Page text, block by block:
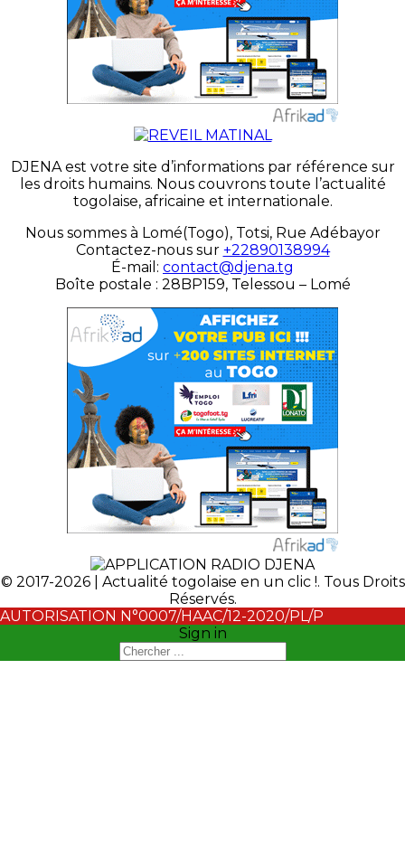
DJENA est votre site d’informations par référence sur
les droits humains. Nous couvrons toute l’actualité
togolaise, africaine et internationale.
Nous sommes à Lomé(Togo), Totsi, Rue Adébayor
Contactez-nous sur +22890138994
É-mail: contact@djena.tg
Boîte postale : 28BP159, Telessou – Lomé
© 2017-2026 | Actualité togolaise en un clic !. Tous Droits
Réservés.
AUTORISATION N°0007/HAAC/12-2020/PL/P
Sign in